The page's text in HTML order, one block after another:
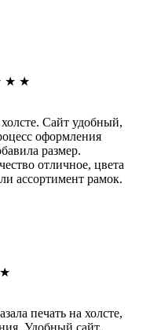
★ ★
холсте. Сайт удобный,
оформления
размер.
отличное, цвета
ассортимент рамок.
★
печать на холсте,
Удобный сайт,